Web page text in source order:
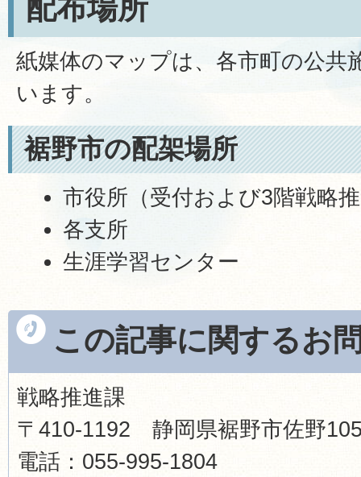
配布場所
紙媒体のマップは、各市町の公共
います。
裾野市の配架場所
市役所（受付および3階戦略
各支所
生涯学習センター
この記事に関するお
戦略推進課
〒410-1192 静岡県裾野市佐野
電話：055-995-1804